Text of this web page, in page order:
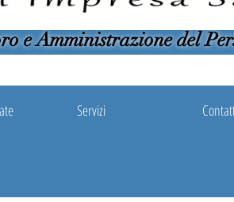
e Amministrazione del
Servizi